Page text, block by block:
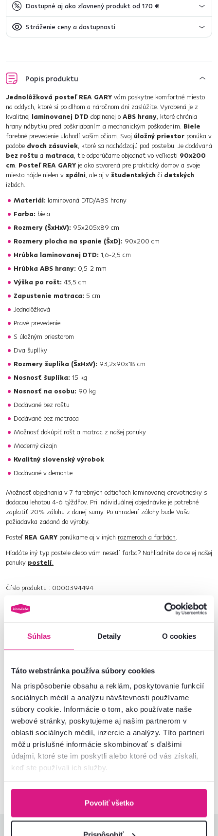
Súhlas Detaily O cookies
Táto webstránka používa súbory cookies
Na prispôsobenie obsahu a reklám, poskytovanie funkcií
sociálnych médií a analýzu návštevnosti používame
súbory cookie. Informácie o tom, ako používate naše
webové stránky, poskytujeme aj našim partnerom v
oblasti sociálnych médií, inzercie a analýzy. Títo partneri
môžu príslušné informácie skombinovať s ďalšími
údajmi, ktoré ste im poskytli alebo ktoré od vás získali,
keď ste používali ich služby.
Povoliť všetko
Dostupné aj ako zľavnený produkt od 170 €
Stráženie ceny a dostupnosti
Popis produktu
Jednolôžková posteľ REA GARY vám poskytne komfortné miesto
na oddych, ktoré si po dlhom a náročnom dni zaslúžite. Vyrobená je z
kvalitnej laminovanej DTD doplnenej o ABS hrany, ktoré chránia
hrany nábytku pred poškriabaním a mechanickým poškodením. Biele
farebné prevedenie ulahodí vašim očiam. Svoj úložný priestor ponúka v
podobe dvoch zásuviek, ktoré sa nachádzajú pod posteľou. Je dodávaná
bez roštu a matraca, tie odporúčame objednať vo veľkosti 90x200
cm. Posteľ REA GARY je ako stvorená pre praktický domov a svoje
miesto nájde nielen v spálni, ale aj v študentských či detských
izbách.
Materiál: laminovaná DTD/ABS hrany
Farba: biela
Rozmery (ŠxHxV): 95x205x89 cm
Rozmery plocha na spanie (ŠxD): 90x200 cm
Hrúbka laminovanej DTD: 1,6-2,5 cm
Hrúbka ABS hrany: 0,5-2 mm
Výška po rošt: 43,5 cm
Zapustenie matraca: 5 cm
Jednolôžková
Pravé prevedenie
S úložným priestorom
Dva šuplíky
Rozmery šuplíka (ŠxHxV): 93,2x90x18 cm
Nosnosť šuplíka: 15 kg
Nosnosť na osobu: 90 kg
Dodávané bez roštu
Dodávané bez matraca
Možnosť dokúpiť rošt a matrac z našej ponuky
Moderný dizajn
Kvalitný slovenský výrobok
Dodávané v demonte
Možnosť objednania v 7 farebných odtieňoch laminovanej drevotriesky s
dodacou lehotou 4-6 týždňov. Pri individuálnej objednávke je potrebné
zaplatiť 20% zálohu z danej sumy. Po uhradení zálohy bude Vaša
požiadavka zadaná do výroby.
Posteľ REA GARY ponúkame aj v iných rozmeroch a farbách.
Hľadáte iný typ postele alebo vám nesedí farba? Nahliadnite do celej našej
ponuky postelí.
Číslo produktu : 0000394494
Informácie o balení
Montážny návod
Nenašli ste požadované informácie?
Kontaktujte nás a my vám radi poradíme